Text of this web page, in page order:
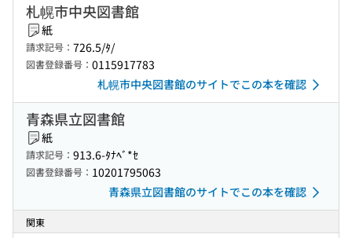
札幌市中央図書館
紙
請求記号： 726.5/ﾀ/
図書登録番号： 0115917783
札幌市中央図書館のサイトでこの本を確認
青森県立図書館
紙
請求記号： 913.6-ﾀﾅﾍﾞ*ｾ
図書登録番号： 10201795063
青森県立図書館のサイトでこの本を確認
関東